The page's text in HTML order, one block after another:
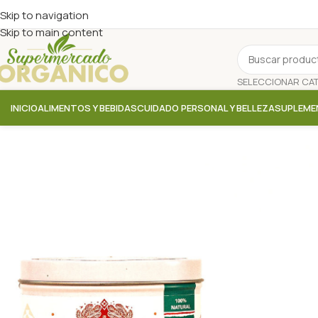
Skip to navigation
Skip to main content
INICIOALIMENTOS Y BEBIDASCUIDADO PERSONAL Y BELLEZA